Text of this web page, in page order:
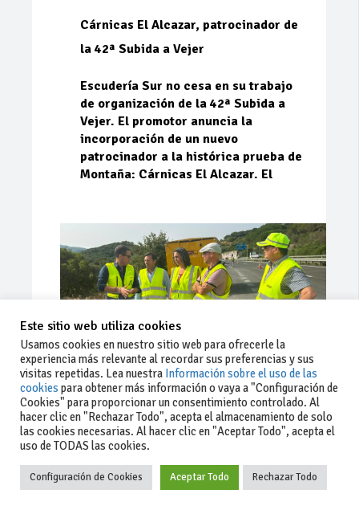
Cárnicas El Alcazar, patrocinador de
la 42ª Subida a Vejer
Escudería Sur no cesa en su trabajo
de organización de la 42ª Subida a
Vejer. El promotor anuncia la
incorporación de un nuevo
patrocinador a la histórica prueba de
Montaña: Cárnicas El Alcazar. El
Ago 03, 2026 66 0 0
La Junta implementa mejoras en la
A381 por Los Barrios
Este sitio web utiliza cookies
Usamos cookies en nuestro sitio web para ofrecerle la
experiencia más relevante al recordar sus preferencias y sus
visitas repetidas. Lea nuestra Información sobre el uso de las
cookies para obtener más información o vaya a "Configuración de
Cookies" para proporcionar un consentimiento controlado. Al
hacer clic en "Rechazar Todo", acepta el almacenamiento de solo
las cookies necesarias. Al hacer clic en "Aceptar Todo", acepta el
uso de TODAS las cookies.
Configuración de Cookies Aceptar Todo Rechazar Todo